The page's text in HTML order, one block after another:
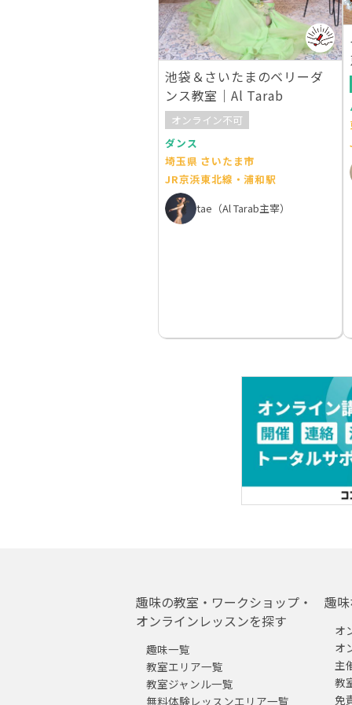
池袋＆さいたまのベリーダ
ンス教室｜Al Tarab
オンライン不可
ダンス
埼玉県 さいたま市
JR京浜東北線・浦和駅
tae（Al Tarab主宰）
趣味の教室・ワークショップ・
オンラインレッスンを探す
趣味一覧
教室エリア一覧
教室ジャンル一覧
無料体験レッスンエリア一覧
趣
オ
オ
主
教
免